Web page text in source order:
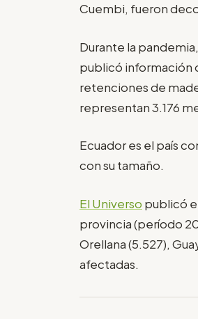
Cuembi, fueron
Durante la
publicó información
retenciones de
representan 3.176
Ecuador es el país
con su tamaño.
El Universo publicó
provincia (período
Orellana (5.527),
afectadas.